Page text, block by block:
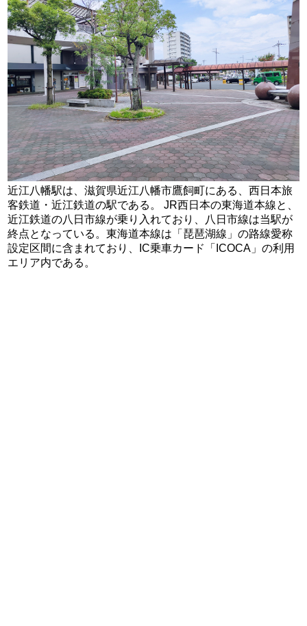
近江八幡駅は、滋賀県近江八幡市鷹飼町にある、西日本旅
客鉄道・近江鉄道の駅である。 JR西日本の東海道本線と、
近江鉄道の八日市線が乗り入れており、八日市線は当駅が
終点となっている。東海道本線は「琵琶湖線」の路線愛称
設定区間に含まれており、IC乗車カード「ICOCA」の利用
エリア内である。